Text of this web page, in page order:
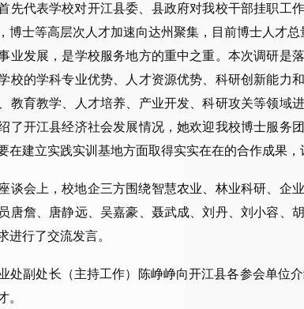
先代表学校对开江县委、县政府对我校干部挂职工
博士等高层次人才加速向达州聚集，目前博士人才
业发展，是学校服务地方的重中之重。本次调研是
校的学科专业优势、人才资源优势、科研创新能力
教育教学、人才培养、产业开发、科研攻关等领域
了开江县经济社会发展情况，她欢迎我校博士服务
在建立实践实训基地方面取得实实在在的合作成果，
谈会上，校地企三方围绕智慧农业、林业科研、企
唐詹、唐静远、吴嘉豪、聂武成、刘丹、刘小容、
进行了交流发言。
处副处长（主持工作）陈峥峥向开江县各参会单位
。